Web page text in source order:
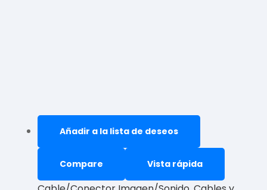
Añadir a la lista de deseos
Compare Vista rápida